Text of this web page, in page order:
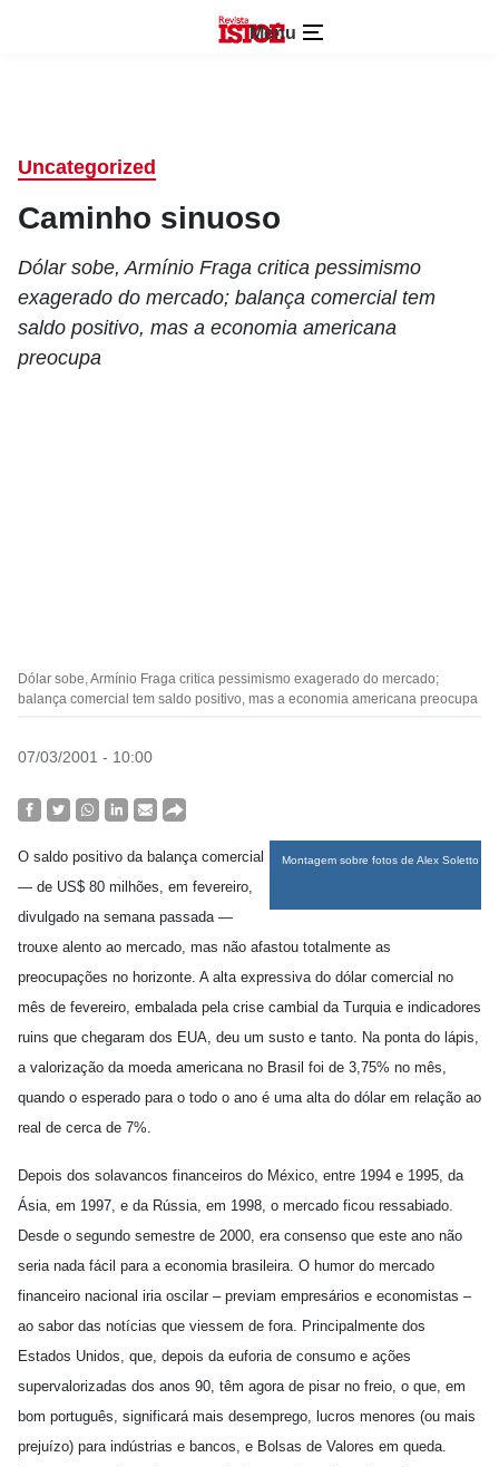
Menu
Uncategorized
Caminho sinuoso
Dólar sobe, Armínio Fraga critica pessimismo
exagerado do mercado; balança comercial tem
saldo positivo, mas a economia americana
preocupa
Dólar sobe, Armínio Fraga critica pessimismo exagerado do mercado;
balança comercial tem saldo positivo, mas a economia americana preocupa
07/03/2001 - 10:00
Montagem sobre fotos de Alex Soletto
O saldo positivo da balança comercial
— de US$ 80 milhões, em fevereiro,
divulgado na semana passada —
trouxe alento ao mercado, mas não afastou totalmente as
preocupações no horizonte. A alta expressiva do dólar comercial no
mês de fevereiro, embalada pela crise cambial da Turquia e indicadores
ruins que chegaram dos EUA, deu um susto e tanto. Na ponta do lápis,
a valorização da moeda americana no Brasil foi de 3,75% no mês,
quando o esperado para o todo o ano é uma alta do dólar em relação ao
real de cerca de 7%.
Depois dos solavancos financeiros do México, entre 1994 e 1995, da
Ásia, em 1997, e da Rússia, em 1998, o mercado ficou ressabiado.
Desde o segundo semestre de 2000, era consenso que este ano não
seria nada fácil para a economia brasileira. O humor do mercado
financeiro nacional iria oscilar – previam empresários e economistas –
ao sabor das notícias que viessem de fora. Principalmente dos
Estados Unidos, que, depois da euforia de consumo e ações
supervalorizadas dos anos 90, têm agora de pisar no freio, o que, em
bom português, significará mais desemprego, lucros menores (ou mais
prejuízo) para indústrias e bancos, e Bolsas de Valores em queda.